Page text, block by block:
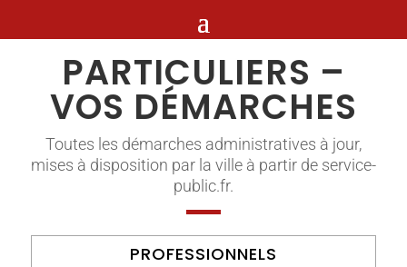
PARTICULIERS –
VOS DÉMARCHES
Toutes les démarches administratives à jour,
mises à disposition par la ville à partir de service-
public.fr.
PROFESSIONNELS